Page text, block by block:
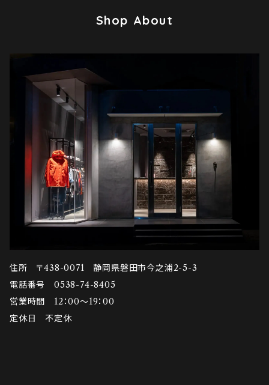
Shop About
住所 〒438-0071 静岡県磐田市今之浦2-5-3
電話番号 0538-74-8405
営業時間 12：00～19：00
定休日 不定休